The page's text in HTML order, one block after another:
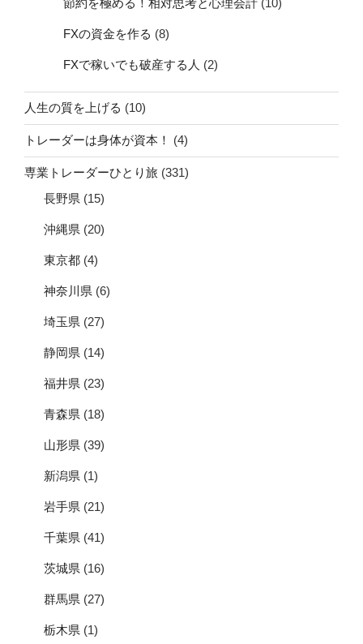
節約を極める！相対思考と心理会計 (10)
FXの資金を作る (8)
FXで稼いでも破産する人 (2)
人生の質を上げる (10)
トレーダーは身体が資本！ (4)
専業トレーダーひとり旅 (331)
長野県 (15)
沖縄県 (20)
東京都 (4)
神奈川県 (6)
埼玉県 (27)
静岡県 (14)
福井県 (23)
青森県 (18)
山形県 (39)
新潟県 (1)
岩手県 (21)
千葉県 (41)
茨城県 (16)
群馬県 (27)
栃木県 (1)